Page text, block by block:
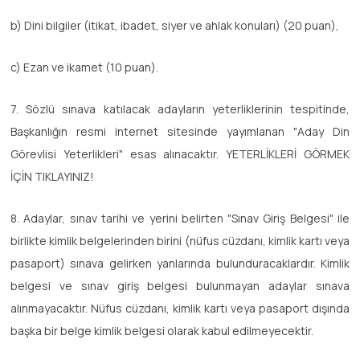
b) Dini bilgiler (itikat, ibadet, siyer ve ahlak konuları) (20 puan),
c) Ezan ve ikamet (10 puan).
7. Sözlü sınava katılacak adayların yeterliklerinin tespitinde,
Başkanlığın resmi internet sitesinde yayımlanan "Aday Din
Görevlisi Yeterlikleri" esas alınacaktır. YETERLİKLERİ GÖRMEK
İÇİN TIKLAYINIZ!
8. Adaylar, sınav tarihi ve yerini belirten "Sınav Giriş Belgesi" ile
birlikte kimlik belgelerinden birini (nüfus cüzdanı, kimlik kartı veya
pasaport) sınava gelirken yanlarında bulunduracaklardır. Kimlik
belgesi ve sınav giriş belgesi bulunmayan adaylar sınava
alınmayacaktır. Nüfus cüzdanı, kimlik kartı veya pasaport dışında
başka bir belge kimlik belgesi olarak kabul edilmeyecektir.